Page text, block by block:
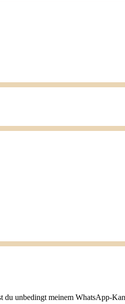
du unbedingt meinem WhatsApp-